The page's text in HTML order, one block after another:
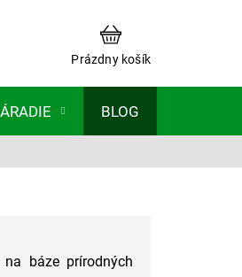
NÁKUPNÝ
KOŠÍK
Prázdny košík
BLOG
báze prírodných